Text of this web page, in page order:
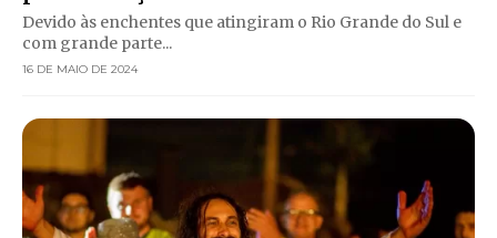
Devido às enchentes que atingiram o Rio Grande do Sul e
com grande parte...
16 DE MAIO DE 2024